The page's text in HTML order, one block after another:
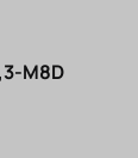
M8D